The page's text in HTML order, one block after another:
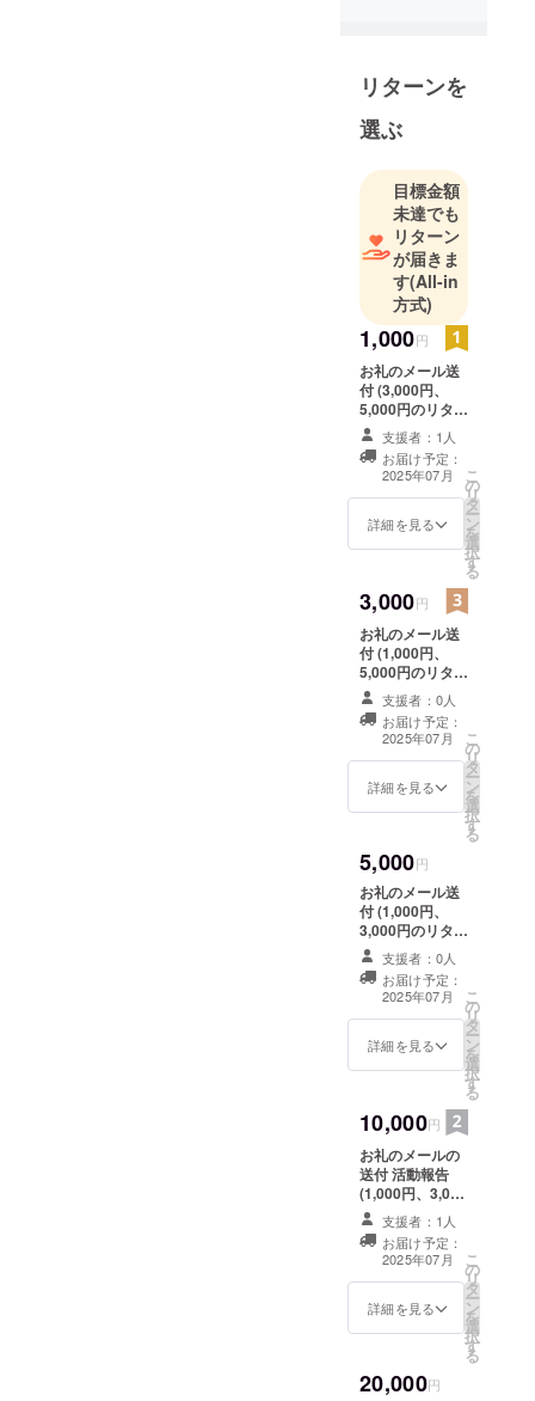
リターンを
選ぶ
目標金額
未達でも
リターン
が届きま
す(All-in
方式)
1,000円
お礼のメール送
付 (3,000円、
5,000円のリター
ン内容と同じに
なります)
支援者：1人
お届け予定：
2025年07月
詳細を見る
こ
の
リ
タ
ー
ン
を
選
択
す
る
3,000円
お礼のメール送
付 (1,000円、
5,000円のリター
ン内容と同じに
なります)
支援者：0人
お届け予定：
2025年07月
詳細を見る
こ
の
リ
タ
ー
ン
を
選
択
す
る
5,000円
お礼のメール送
付 (1,000円、
3,000円のリター
ン内容と同じに
なります)
支援者：0人
お届け予定：
2025年07月
詳細を見る
こ
の
リ
タ
ー
ン
を
選
択
す
る
10,000円
お礼のメールの
送付 活動報告
(1,000円、3,000
円、5,000円のお
礼+活動報告とな
ります。 20,000
円、30,000円の
リターン内容と
同じになります)
支援者：1人
お届け予定：
2025年07月
詳細を見る
こ
の
リ
タ
ー
ン
を
選
択
す
る
20,000円